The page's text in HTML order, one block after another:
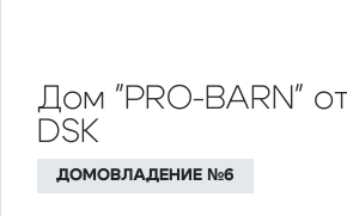
Дом "PRO-BARN"
DSK
ДОМОВЛАДЕНИЕ №6